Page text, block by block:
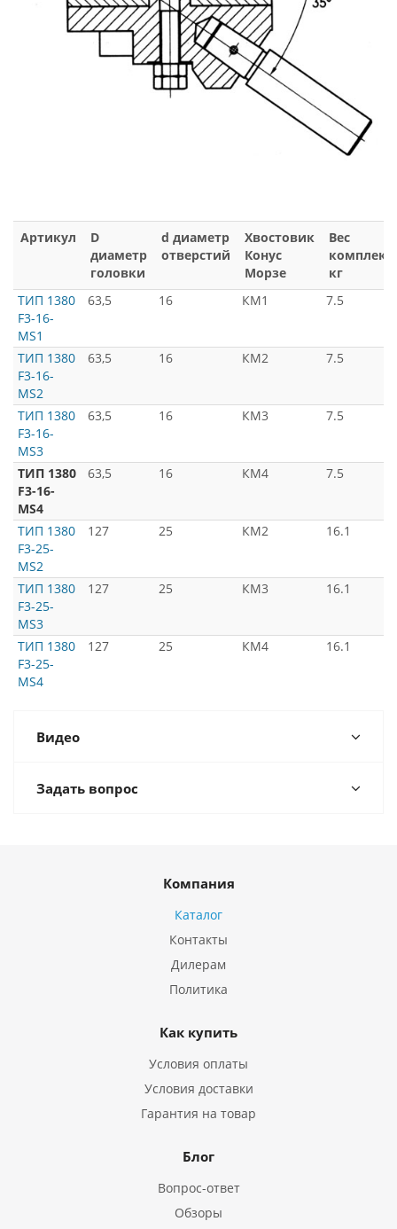
Артикул
D
диаметр
головки
d диаметр
отверстий
Хвостовик
Конус
Морзе
Вес
кг
ТИП 1380
F3-16-
MS1
63,5 16 КМ1 7.5
ТИП 1380
F3-16-
MS2
63,5 16 КМ2 7.5
ТИП 1380
F3-16-
MS3
63,5 16 КМ3 7.5
ТИП 1380
F3-16-
MS4
63,5 16 КМ4 7.5
ТИП 1380
F3-25-
MS2
127 25 КМ2 16.1
ТИП 1380
F3-25-
MS3
127 25 КМ3 16.1
ТИП 1380
F3-25-
MS4
127 25 КМ4 16.1
Видео
Задать вопрос
Компания
Каталог
Контакты
Дилерам
Политика
Как купить
Условия оплаты
Условия доставки
Гарантия на товар
Блог
Вопрос-ответ
Обзоры